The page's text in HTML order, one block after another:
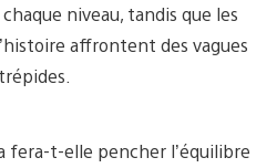
niveau, tandis que les
affrontent des vagues
fera-t-elle pencher l’équilibre